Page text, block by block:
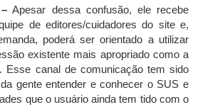
Apesar dessa confusão, ele recebe
de editores/cuidadores do site e,
poderá ser orientado a utilizar
existente mais apropriado como a
Esse canal de comunicação tem sido
gente entender e conhecer o SUS e
que o usuário ainda tem tido com o